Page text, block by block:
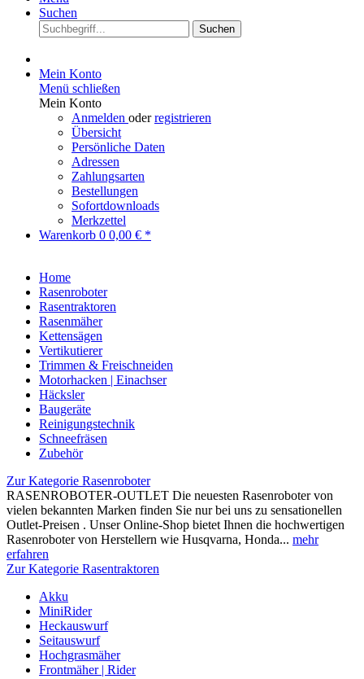
Suchen
Suchen
Mein Konto
Menü schließen
Mein Konto
Anmelden oderregistrieren
Übersicht
Persönliche Daten
Adressen
Zahlungsarten
Bestellungen
Sofortdownloads
Merkzettel
Warenkorb 0 0,00 € *
Home
Rasenroboter
Rasentraktoren
Rasenmäher
Kettensägen
Vertikutierer
Trimmen & Freischneiden
Motorhacken | Einachser
Häcksler
Baugeräte
Reinigungstechnik
Schneefräsen
Zubehör
Zur Kategorie Rasenroboter
RASENROBOTER-OUTLET Die neuesten Rasenroboter von
vielen bekannten Marken finden Sie nur bei uns zu sensationellen
Outlet-Preisen . Unser Online-Shop bietet Ihnen die hochwertigen
Rasenroboter von Herstellern wie Husqvarna, Honda... mehr
erfahren
Zur Kategorie Rasentraktoren
Akku
MiniRider
Heckauswurf
Seitauswurf
Hochgrasmäher
Frontmäher | Rider